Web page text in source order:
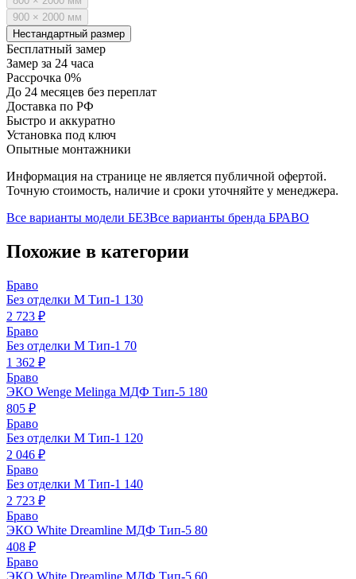
900 × 2000 мм
Нестандартный размер
Бесплатный замер
Замер за 24 часа
Рассрочка 0%
До 24 месяцев без переплат
Доставка по РФ
Быстро и аккуратно
Установка под ключ
Опытные монтажники
Информация на странице не является публичной офертой.
Точную стоимость, наличие и сроки уточняйте у менеджера.
Все варианты модели БЕЗВсе варианты бренда БРАВО
Похожие в категории
Браво
Без отделки М Тип-1 130
2 723 ₽
Браво
Без отделки М Тип-1 70
1 362 ₽
Браво
ЭКО Wenge Melinga МДФ Тип-5 180
805 ₽
Браво
Без отделки М Тип-1 120
2 046 ₽
Браво
Без отделки М Тип-1 140
2 723 ₽
Браво
ЭКО White Dreamline МДФ Тип-5 80
408 ₽
Браво
ЭКО White Dreamline МДФ Тип-5 60